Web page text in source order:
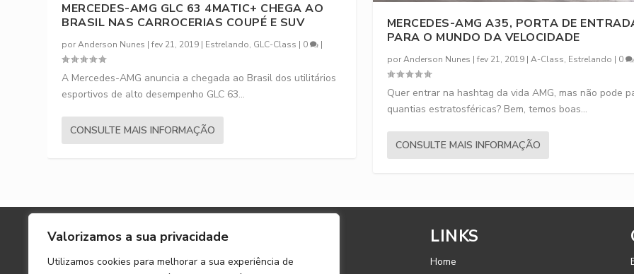
Valorizamos a sua privacidade
Utilizamos cookies para melhorar a sua experiência de
MERCEDES-AMG GLC 63 4MATIC+ CHEGA AO
BRASIL NAS CARROCERIAS COUPÉ E SUV
porAnderson Nunes |fev 21, 2019 | Estrelando, GLC-Class | 0 |
A Mercedes-AMG anuncia a chegada ao Brasil dos utilitários
esportivos de alto desempenho GLC 63...
CONSULTE MAIS INFORMAÇÃO
MERCEDES-AMG A35, PORTA DE
PARA O MUNDO DA VELOCIDADE
porAnderson Nunes | fev 21, 2019| A-Class, Estrelando | 0
Quer entrar na hashtag da vida AMG, mas não pode
quantias estratosféricas? Bem, temos boas...
CONSULTE MAIS INFORMAÇÃO
A MERCEDES MAG
Mercedes Magazine é um site global sobre a
LINKS
Home